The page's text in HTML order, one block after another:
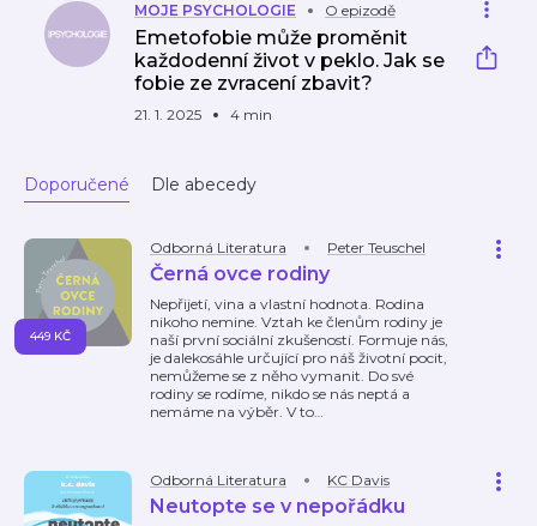
MOJE PSYCHOLOGIE O epizodě
Emetofobie může proměnit
každodenní život v peklo. Jak se
fobie ze zvracení zbavit?
21. 1. 2025 4 min
Doporučené Dle abecedy
Odborná Literatura Peter Teuschel
Černá ovce rodiny
Nepřijetí, vina a vlastní hodnota. Rodina
nikoho nemine. Vztah ke členům rodiny je
naší první sociální zkušeností. Formuje nás,
je dalekosáhle určující pro náš životní pocit,
nemůžeme se z něho vymanit. Do své
rodiny se rodíme, nikdo se nás neptá a
nemáme na výběr. V to…
449 KČ
Odborná Literatura KC Davis
Neutopte se v nepořádku